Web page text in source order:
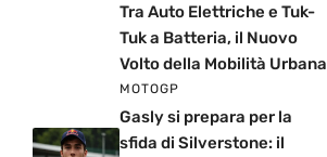
Tra Auto Elettriche e Tuk-
Tuk a Batteria, il Nuovo
Volto della Mobilità Urbana
MOTOGP
Gasly si prepara per la
sfida di Silverstone: il